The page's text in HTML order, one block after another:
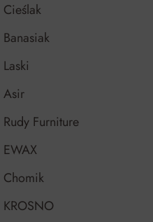
Cieślak
Banasiak
Laski
Asir
Rudy Furniture
EWAX
Chomik
KROSNO